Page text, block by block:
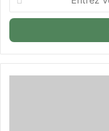
votre
adresse